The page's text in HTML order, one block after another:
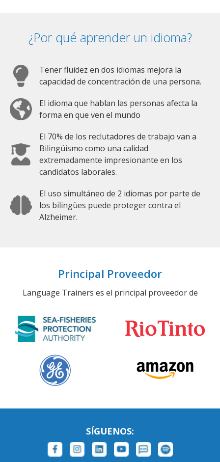
¿Por qué aprender un idioma?
Tener fluidez en dos idiomas mejora la
capacidad de concentración de una persona.
El idioma que hablan las personas afecta la
forma en que ven el mundo
El 70% de los reclutadores de trabajo van a
Bilingüismo como una calidad
extremadamente impresionante en los
candidatos laborales.
El uso simultáneo de 2 idiomas por parte de
los bilingües puede proteger contra el
Alzheimer.
Principal Proveedor
Language Trainers es el principal proveedor de
SÍGUENOS: